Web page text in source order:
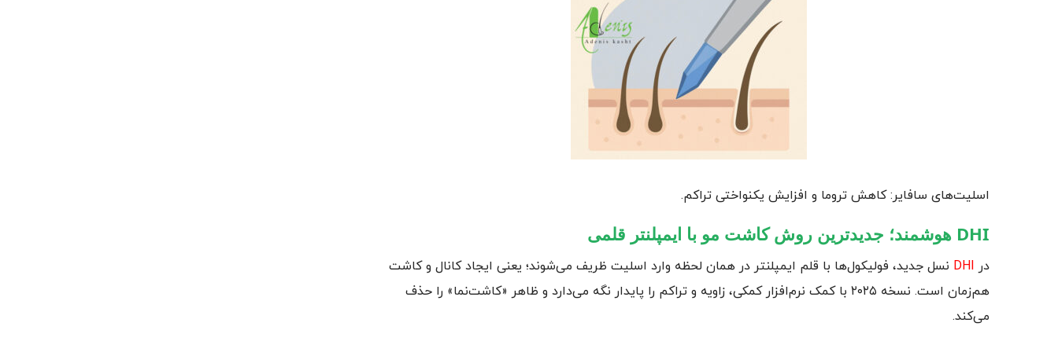
اسلیت‌های سافایر: کاهش تروما و افزایش یکنواختی تراکم.
DHI هوشمند؛ جدیدترین ‌روش کاشت مو با ایمپلنتر قلمی
در DHI نسل جدید، فولیکول‌ها با قلم ایمپلنتر در همان لحظه وارد اسلیت ظریف می‌شوند؛ یعنی ایجاد کانال و کاشت
هم‌زمان است. نسخه ۲۰۲۵ با کمک نرم‌افزار کمکی، زاویه و تراکم را پایدار نگه می‌دارد و ظاهر «کاشت‌نما» را حذف
می‌کند.